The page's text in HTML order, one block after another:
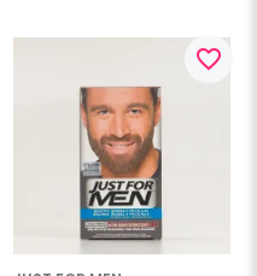
favorite_border